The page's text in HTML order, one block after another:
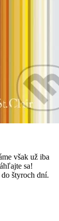
však už iba
sa!
štyroch dní.